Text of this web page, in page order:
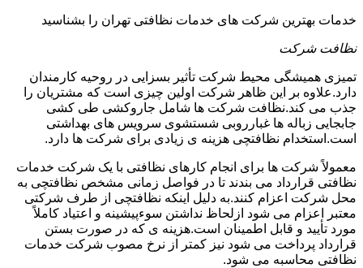
خدمات بهترین شرکت های خدمات نظافتی تهران را بشناسید
نظافت شرکت
تمیزی همیشگی محیط شرکت تأثیر بسزایی در روحیه کارمندان
دارد.علاوه بر این ظاهر شرکت اولین چیزی است که مشتریان را
جذب می کند.نظافت شرکت ها شامل جاروکشی طی کشی
جابجایی زباله ها غبارروبی شستشوی سرویس های بهداشتی
است.استخدام نظافتچی هزینه ی زیادی برای شرکت ها دارد.
معمولاً شرکت ها برای انجام کارهای نظافتی با یک شرکت خدمات
نظافتی قرارداد می بندند تا در فواصل زمانی مشخص نظافتچی به
محل شرکت اعزام کنند.به دلیل اینکه نظافتچی از طرف شرکتی
معتبر اعزام می شود ازلحاظ نداشتن سوءپیشینه و اعتیاد کاملاً
مورد تأیید و قابل اطمینان است.هزینه ی که در صورت بستن
قرارداد پرداخت می شود نیز کمتر از نرخ مصوب شرکت خدمات
نظافتی محاسبه می شود.